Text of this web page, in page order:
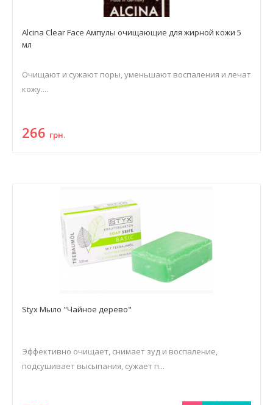
Alcina Clear Face Ампулы очищающие для жирной кожи 5
мл
Очищают и сужают поры, уменьшают воспаления и лечат
кожу....
266 грн.
Styx Мыло "Чайное дерево"
Эффективно очищает, снимает зуд и воспаление,
подсушивает высыпания, сужает п...